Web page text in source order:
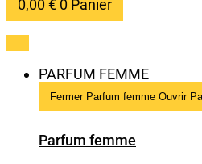
0,00€ 0 Panier
PARFUM FEMME
Fermer Parfum femme Ouvrir
Parfum femme